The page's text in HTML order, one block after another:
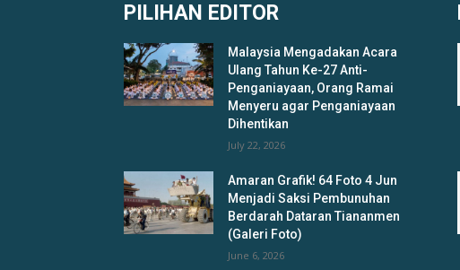
PILIHAN EDITOR
Malaysia Mengadakan Acara
Ulang Tahun Ke-27 Anti-
Penganiayaan, Orang Ramai
Menyeru agar Penganiayaan
Dihentikan
July 22, 2026
Amaran Grafik! 64 Foto 4 Jun
Menjadi Saksi Pembunuhan
Berdarah Dataran Tiananmen
(Galeri Foto)
June 6, 2026